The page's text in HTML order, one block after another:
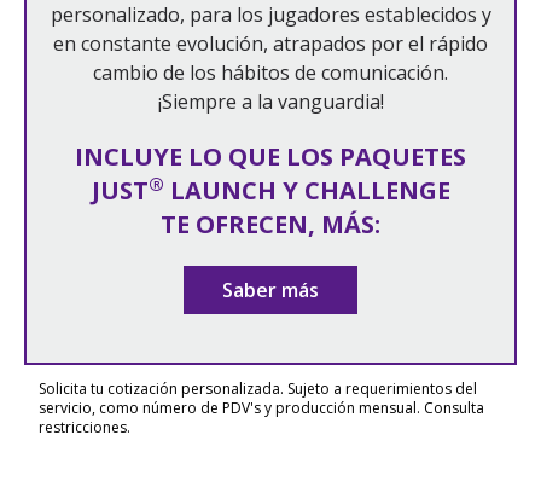
personalizado, para los jugadores establecidos y
en constante evolución, atrapados por el rápido
cambio de los hábitos de comunicación.
¡Siempre a la vanguardia!
INCLUYE LO QUE LOS PAQUETES
JUST® LAUNCH Y CHALLENGE
TE OFRECEN, MÁS:
Saber más
Solicita tu cotización personalizada. Sujeto a requerimientos del
servicio, como número de PDV's y producción mensual. Consulta
restricciones.